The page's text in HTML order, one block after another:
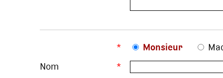
* Monsieur
Nom
*